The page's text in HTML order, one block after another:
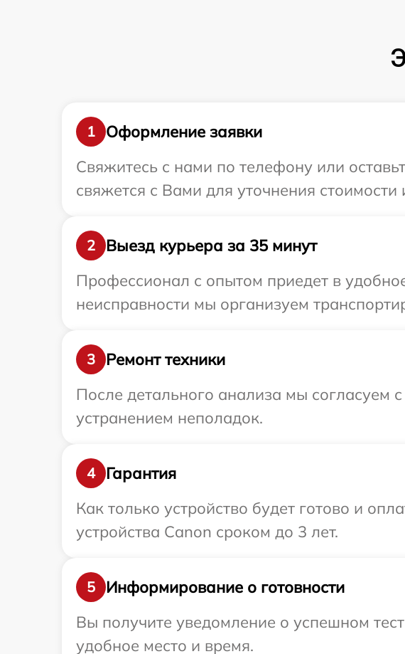
1
Оформление заявки
Свяжитесь с нами по телефону или
свяжется с Вами для уточнения
2
Выезд курьера за 35 минут
Профессионал с опытом приедет в
неисправности мы организуем
3
Ремонт техники
После детального анализа мы согласуем
устранением неполадок.
4
Гарантия
Как только устройство будет готово и
устройства Canon сроком до 3 лет.
5
Информирование о готовности
Вы получите уведомление о успешном
удобное место и время.